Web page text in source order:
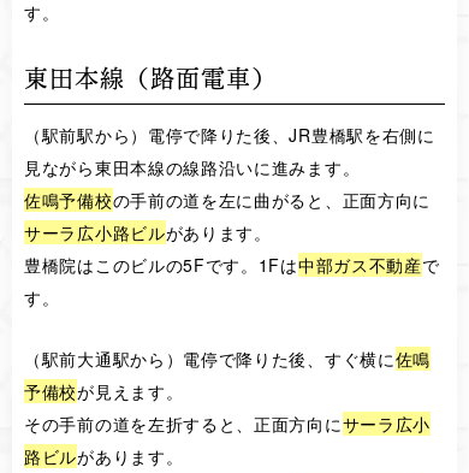
す。
東田本線（路面電車）
（駅前駅から）電停で降りた後、JR豊橋駅を右側に
見ながら東田本線の線路沿いに進みます。
佐鳴予備校の手前の道を左に曲がると、正面方向に
サーラ広小路ビルがあります。
豊橋院はこのビルの5Fです。1Fは中部ガス不動産で
す。
（駅前大通駅から）電停で降りた後、すぐ横に佐鳴
予備校が見えます。
その手前の道を左折すると、正面方向にサーラ広小
路ビルがあります。